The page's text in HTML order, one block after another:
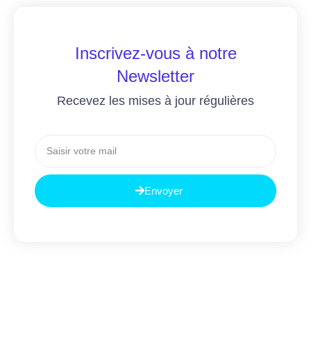
Inscrivez-vous à notre
Newsletter
Recevez les mises à jour régulières
Envoyer